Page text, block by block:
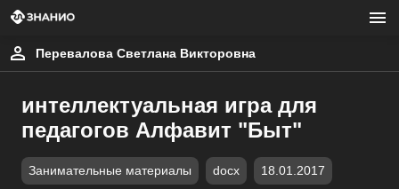
Перевалова Светлана Викторовна
интеллектуальная игра для
педагогов Алфавит "Быт"
Занимательные материалы docx 18.01.2017